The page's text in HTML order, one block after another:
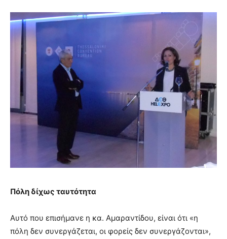
Πόλη δίχως ταυτότητα
Αυτό που επισήμανε η κα. Αμαραντίδου, είναι ότι «η
πόλη δεν συνεργάζεται, οι φορείς δεν συνεργάζονται»,